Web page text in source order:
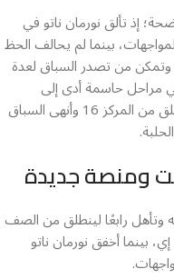
إذ تألق نورمان ناتو في
بينما لم يحالف الحظ
وتمكن من تصدر السباق لعدة
مراحل حاسمة أدى إلى
تراجعه، لينهي في المركز 13. أما رولاند فانطلق من المركز 16 وأنهى السباق
ومنصة جديدة
وتأهل رابعًا لينطلق من الصف
ببطولة فورمولا إي، بينما أخفق نورمان ناتو